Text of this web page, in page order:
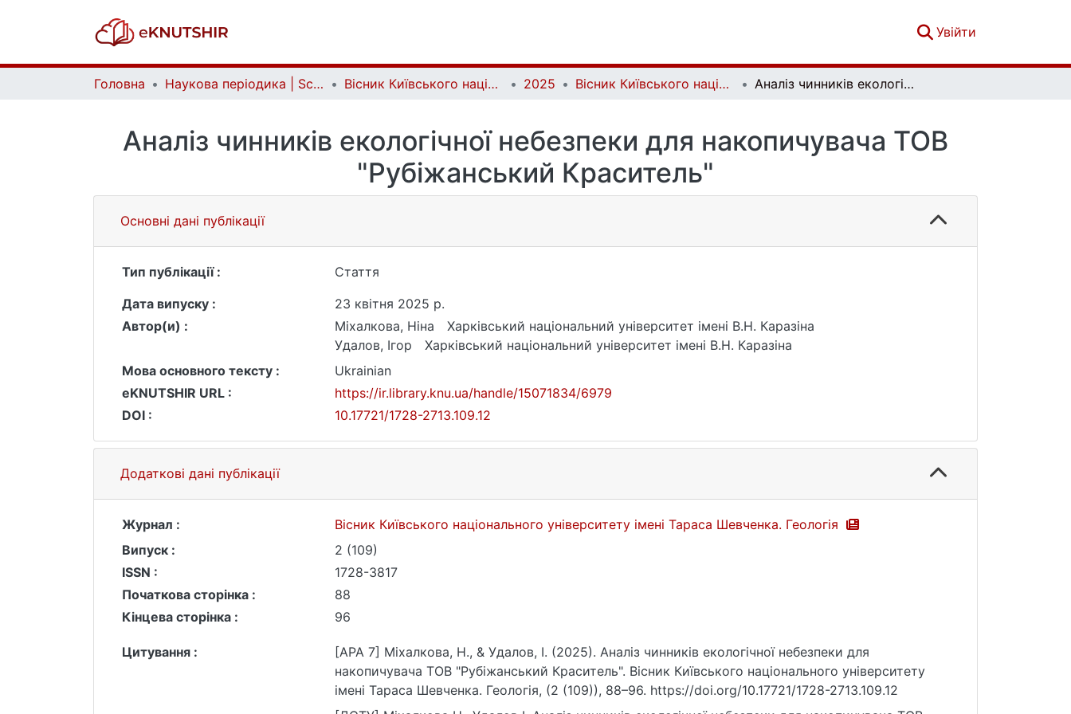
Увійти
Головна Наукова періодика | Scientific periodicals Вісник Київського національного університету імені Тараса Шевченка. Геологія | Visnyk of Taras Shevchenko National University of Kyiv. Geology 2025 Вісник Київського національного університету імені Тараса Шевченка. Геологія. 2(109) Аналіз чинників екологічної небезпеки для накопичувача ТОВ "Рубіжанський Краситель"
Аналіз чинників екологічної небезпеки для накопичувача ТОВ
"Рубіжанський Краситель"
Основні дані публікації
Тип публікації :
Стаття
Дата випуску :
23 квітня 2025 р.
Автор(и) :
Міхалкова, Ніна
Харківський національний університет імені В.Н. Каразіна
Удалов, Ігор
Харківський національний університет імені В.Н. Каразіна
Мова основного тексту :
Ukrainian
eKNUTSHIR URL :
https://ir.library.knu.ua/handle/15071834/6979
DOI :
10.17721/1728-2713.109.12
Додаткові дані публікації
Журнал :
Вісник Київського національного університету імені Тараса Шевченка. Геологія
Випуск :
2 (109)
ISSN :
1728-3817
Початкова сторінка :
88
Кінцева сторінка :
96
Цитування :
[APA 7] Міхалкова, Н., & Удалов, І. (2025). Аналіз чинників екологічної небезпеки для
накопичувача ТОВ "Рубіжанський Краситель". Вісник Київського національного університету
імені Тараса Шевченка. Геологія, (2 (109)), 88–96. https://doi.org/10.17721/1728-2713.109.12